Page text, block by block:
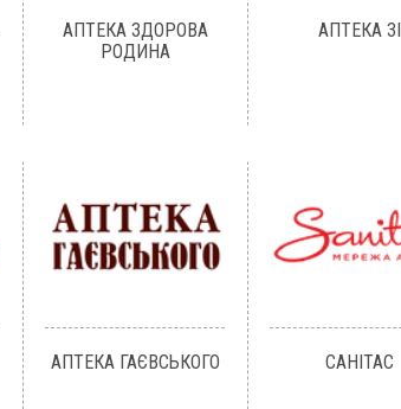
АПТЕКА ЗДОРОВА
РОДИНА
АПТЕКА 3І
АПТЕКА ГАЄВСЬКОГО САНІТАС